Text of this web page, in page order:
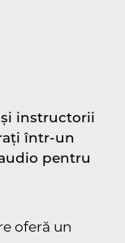
instructorii
într-un
pentru
oferă un